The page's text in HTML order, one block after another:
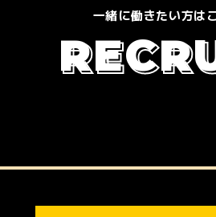
一緒に働きたい方は
RECR